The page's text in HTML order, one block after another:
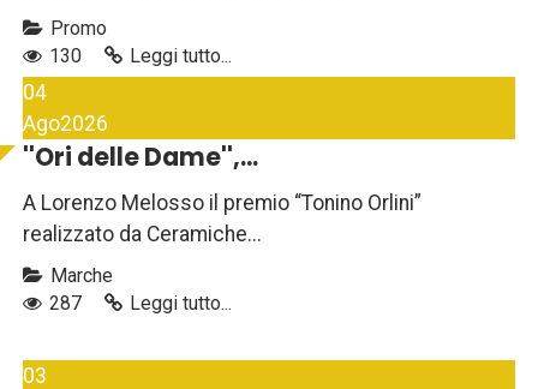
Promo
130
Leggi tutto...
04
Ago2026
''Ori delle Dame'',...
A Lorenzo Melosso il premio “Tonino Orlini”
realizzato da Ceramiche...
Marche
287
Leggi tutto...
03